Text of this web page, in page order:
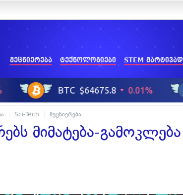
მეცნიერება ტექნოლოგიები STEM მარტივად
Sci-Tech მეცნიერება
მიმატება-გამოკლება